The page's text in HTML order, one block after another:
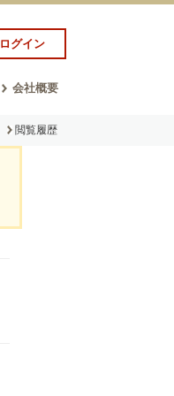
ログイン
会社概要
閲覧履歴